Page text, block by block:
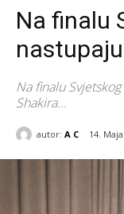
Na finalu
Na finalu
Shakira...
autor: A C 14.